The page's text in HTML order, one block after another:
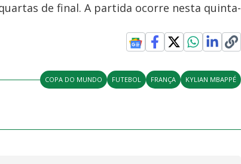
de final. A partida ocorre nesta quinta-
COPA DO MUNDO FUTEBOL FRANÇA KYLIAN MBAPPÉ